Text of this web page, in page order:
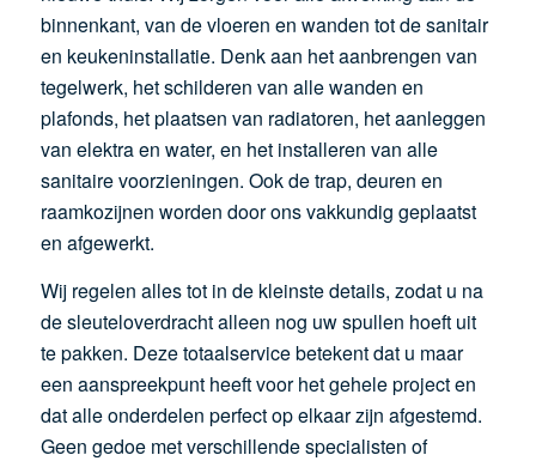
binnenkant, van de vloeren en wanden tot de sanitair
en keukeninstallatie. Denk aan het aanbrengen van
tegelwerk, het schilderen van alle wanden en
plafonds, het plaatsen van radiatoren, het aanleggen
van elektra en water, en het installeren van alle
sanitaire voorzieningen. Ook de trap, deuren en
raamkozijnen worden door ons vakkundig geplaatst
en afgewerkt.
Wij regelen alles tot in de kleinste details, zodat u na
de sleuteloverdracht alleen nog uw spullen hoeft uit
te pakken. Deze totaalservice betekent dat u maar
een aanspreekpunt heeft voor het gehele project en
dat alle onderdelen perfect op elkaar zijn afgestemd.
Geen gedoe met verschillende specialisten of